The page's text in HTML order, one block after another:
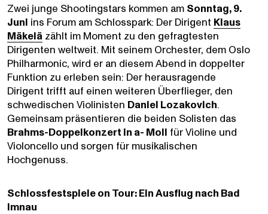
Zwei junge Shootingstars kommen am Sonntag, 9.
Juni ins Forum am Schlosspark: Der Dirigent Klaus
Mäkelä zählt im Moment zu den gefragtesten
Dirigenten weltweit. Mit seinem Orchester, dem Oslo
Philharmonic, wird er an diesem Abend in doppelter
Funktion zu erleben sein: Der herausragende
Dirigent trifft auf einen weiteren Überflieger, den
schwedischen Violinisten Daniel Lozakovich.
Gemeinsam präsentieren die beiden Solisten das
Brahms-Doppelkonzert in a- Moll für Violine und
Violoncello und sorgen für musikalischen
Hochgenuss.
Schlossfestspiele on Tour: Ein Ausflug nach Bad
Imnau